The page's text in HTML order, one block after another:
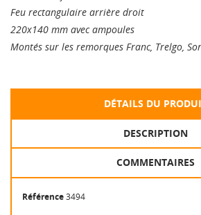
Feu rectangulaire arrière droit
220x140 mm avec ampoules
Montés sur les remorques Franc, Trelgo,
DÉTAILS DU
DESCRIPTION
COMMENTAIRES
Référence3494